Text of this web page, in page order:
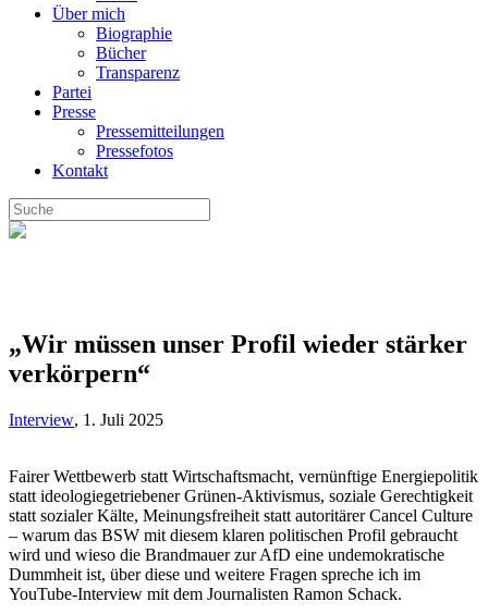
Über mich
Biographie
Bücher
Transparenz
Partei
Presse
Pressemitteilungen
Pressefotos
Kontakt
„Wir müssen unser Profil wieder stärker
verkörpern“
Interview, 1. Juli 2025
Fairer Wettbewerb statt Wirtschaftsmacht, vernünftige Energiepolitik
statt ideologiegetriebener Grünen-Aktivismus, soziale Gerechtigkeit
statt sozialer Kälte, Meinungsfreiheit statt autoritärer Cancel Culture
– warum das BSW mit diesem klaren politischen Profil gebraucht
wird und wieso die Brandmauer zur AfD eine undemokratische
Dummheit ist, über diese und weitere Fragen spreche ich im
YouTube-Interview mit dem Journalisten Ramon Schack.